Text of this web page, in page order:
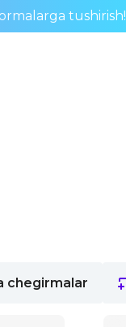
tushirish!
chegirmalar